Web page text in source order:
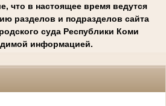
что в настоящее время ведутся
разделов и подразделов сайта
суда Республики Коми
информацией.